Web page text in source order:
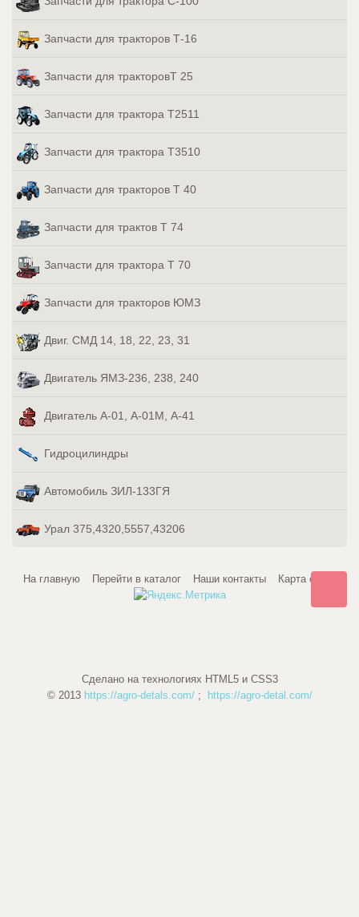
Запчасти для тракторов Т-16
Запчасти для тракторовТ 25
Запчасти для трактора Т2511
Запчасти для трактора Т3510
Запчасти для тракторов Т 40
Запчасти для трактов Т 74
Запчасти для трактора Т 70
Запчасти для тракторов ЮМЗ
Двиг. СМД 14, 18, 22, 23, 31
Двигатель ЯМЗ-236, 238, 240
Двигатель А-01, А-01М, А-41
Гидроцилиндры
Автомобиль ЗИЛ-133ГЯ
Урал 375,4320,5557,43206
На главную Перейти в каталог Наши контакты Карта сайта
Сделано на технологиях HTML5 и CSS3
© 2013 https://agro-detals.com/; https://agro-detal.com/